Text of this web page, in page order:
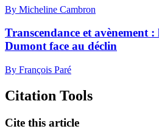
By Micheline Cambron
Transcendance et avènement
Dumont face au déclin
By François Paré
Citation Tools
Cite this article